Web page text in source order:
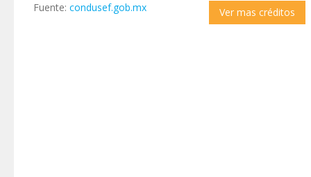
Fuente: condusef.gob.mx Ver mas créditos